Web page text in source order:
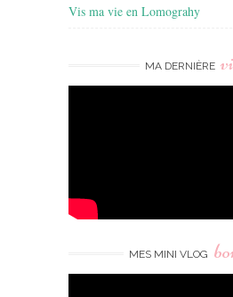
Vis ma vie en Lomograhy
MA DERNIÈRE
MES MINI VLOG